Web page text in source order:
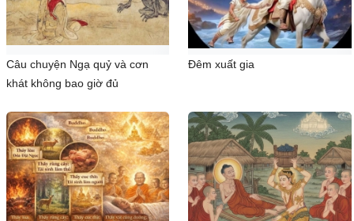
Câu chuyện Ngạ quỷ và cơn
khát không bao giờ đủ
Đêm xuất gia